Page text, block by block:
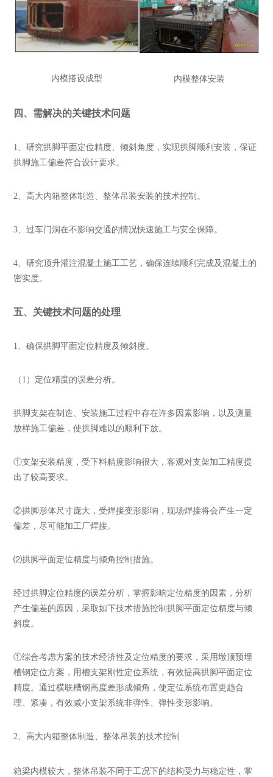
内模搭设成型 内模整体安装
四、需解决的关键技术问题
1、研究拱脚平面定位精度、倾斜角度，实现拱脚顺利安装，保证
拱脚施工偏差符合设计要求。
2、高大内箱整体制造、整体吊装安装的技术控制。
3、过车门洞在不影响交通的情况快速施工与安全保障。
4、研究顶升灌注混凝土施工工艺，确保连续顺利完成及混凝土的
密实度。
五、关键技术问题的处理
1、确保拱脚平面定位精度及倾斜度。
（1）定位精度的误差分析。
拱脚支架在制造、安装施工过程中存在许多因素影响，以及测量
放样施工偏差，使拱脚难以的顺利下放。
①支架安装精度，受下料精度影响很大，客观对支架加工精度提
出了较高要求。
②拱脚形体尺寸庞大，受焊接变形影响，现场焊接将会产生一定
偏差，尽可能加工厂焊接。
⑵拱脚平面定位精度与倾角控制措施。
经过拱脚定位精度的误差分析，掌握影响定位精度的因素，分析
产生偏差的原因，采取如下技术措施控制拱脚平面定位精度与倾
斜度。
①综合考虑方案的技术经济性及定位精度的要求，采用墩顶预埋
槽钢定位方案，用槽支架刚性定位系统，有效提高拱脚平面定位
精度。通过横联槽钢高度差形成倾角，使定位系统布置更趋合
理、紧凑，有效减小支架系统非弹性、弹性变形影响。
2、高大内箱整体制造、整体吊装的技术控制
箱梁内模较大，整体吊装不同于工况下的结构受力与稳定性，掌